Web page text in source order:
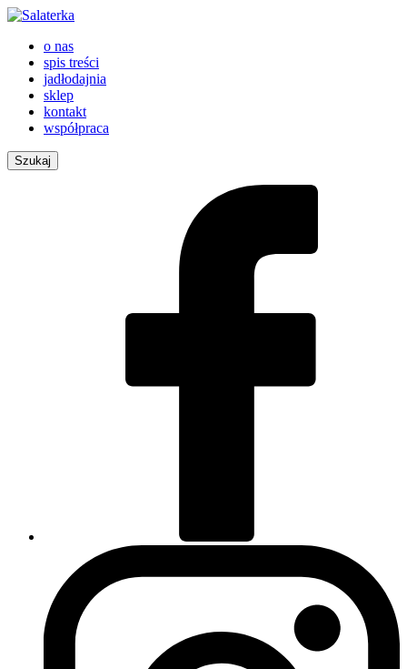
o nas
spis treści
jadłodajnia
sklep
kontakt
współpraca
Szukaj